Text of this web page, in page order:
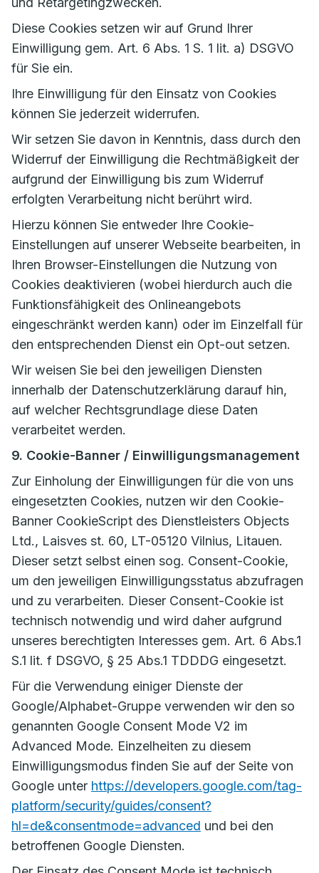
Diese Cookies setzen wir auf Grund Ihrer
Einwilligung gem. Art. 6 Abs. 1 S. 1 lit. a) DSGVO
für Sie ein.
Ihre Einwilligung für den Einsatz von Cookies
können Sie jederzeit widerrufen.
Wir setzen Sie davon in Kenntnis, dass durch den
Widerruf der Einwilligung die Rechtmäßigkeit der
aufgrund der Einwilligung bis zum Widerruf
erfolgten Verarbeitung nicht berührt wird.
Hierzu können Sie entweder Ihre Cookie-
Einstellungen auf unserer Webseite bearbeiten, in
Ihren Browser-Einstellungen die Nutzung von
Cookies deaktivieren (wobei hierdurch auch die
Funktionsfähigkeit des Onlineangebots
eingeschränkt werden kann) oder im Einzelfall für
den entsprechenden Dienst ein Opt-out setzen.
Wir weisen Sie bei den jeweiligen Diensten
innerhalb der Datenschutzerklärung darauf hin,
auf welcher Rechtsgrundlage diese Daten
verarbeitet werden.
9. Cookie-Banner / Einwilligungsmanagement
Zur Einholung der Einwilligungen für die von uns
eingesetzten Cookies, nutzen wir den Cookie-
Banner CookieScript des Dienstleisters Objects
Ltd., Laisves st. 60, LT-05120 Vilnius, Litauen.
Dieser setzt selbst einen sog. Consent-Cookie,
um den jeweiligen Einwilligungsstatus abzufragen
und zu verarbeiten. Dieser Consent-Cookie ist
technisch notwendig und wird daher aufgrund
unseres berechtigten Interesses gem. Art. 6 Abs.1
S.1 lit. f DSGVO, § 25 Abs.1 TDDDG eingesetzt.
Für die Verwendung einiger Dienste der
Google/Alphabet-Gruppe verwenden wir den so
genannten Google Consent Mode V2 im
Advanced Mode. Einzelheiten zu diesem
Einwilligungsmodus finden Sie auf der Seite von
Google unter https://developers.google.com/tag-
platform/security/guides/consent?
hl=de&consentmode=advanced und bei den
betroffenen Google Diensten.